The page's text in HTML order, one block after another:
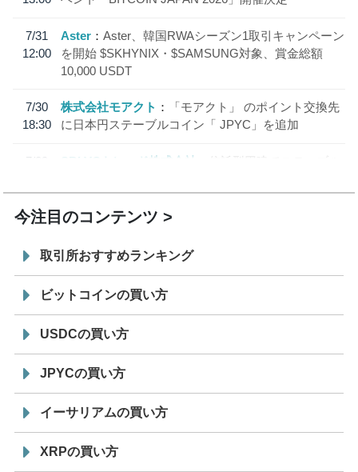
7/31
12:00
Aster
Aster、韓国RWAシーズン1取引キャンペーン
を開始 $SKHYNIX・$SAMSUNG対象、賞金総額
10,000 USDT
7/30
18:30
株式会社モアクト
「モアクト」 のポイント交換先
に日本円ステーブルコイン「 JPYC」を追加
7/29
SBI VCトレード株式会社
信託型円建てステーブル
今注目のコンテンツ
取引所おすすめランキング
ビットコインの買い方
USDCの買い方
JPYCの買い方
イーサリアムの買い方
XRPの買い方